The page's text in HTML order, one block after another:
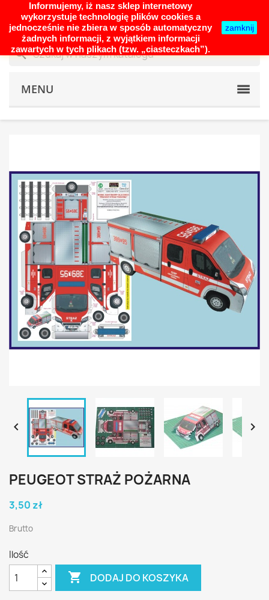
 
search
MENU
 
PEUGEOT STRAŻ POŻARNA
3,50 zł
Brutto
Ilość
 DODAJ DO KOSZYKA
Informujemy, iż nasz sklep internetowy
wykorzystuje technologię plików cookies a
jednocześnie nie zbiera w sposób automatyczny
żadnych informacji, z wyjątkiem informacji
zawartych w tych plikach (tzw. „ciasteczkach”).
zamknij